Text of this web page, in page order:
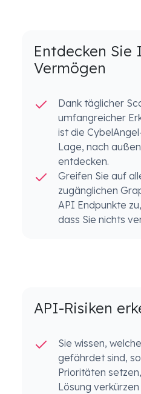
Entdecken Sie
Vermögen
Dank täglicher
umfangreicher
ist die
Lage, nach
entdecken.
Greifen Sie auf
zugänglichen
API Endpunkte
dass Sie nichts
API-Risiken
Sie wissen,
gefährdet sind,
Prioritäten
Lösung